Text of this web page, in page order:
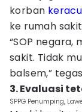
korban
ke rumah
“SOP negara,
sakit. Tidak
balsem,”
3. Evaluasi
SPPG Penumping,